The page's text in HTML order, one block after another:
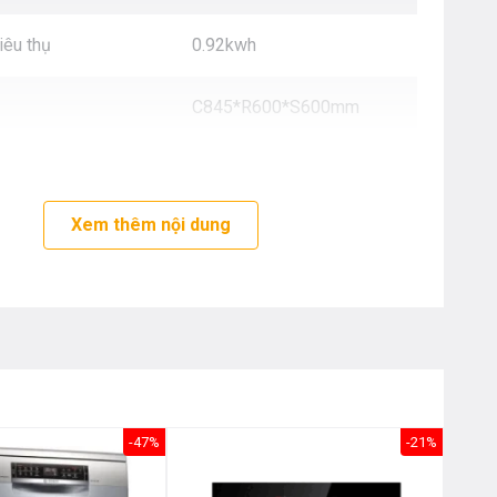
thụ 0.92kwh
C845*R600*S600mm
Xem thêm nội dung
-47% -21%